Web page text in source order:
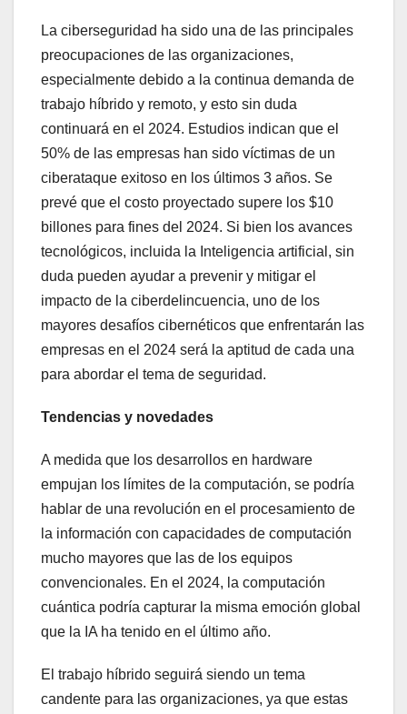
La ciberseguridad ha sido una de las principales
preocupaciones de las organizaciones,
especialmente debido a la continua demanda de
trabajo híbrido y remoto, y esto sin duda
continuará en el 2024. Estudios indican que el
50% de las empresas han sido víctimas de un
ciberataque exitoso en los últimos 3 años. Se
prevé que el costo proyectado supere los $10
billones para fines del 2024. Si bien los avances
tecnológicos, incluida la Inteligencia artificial, sin
duda pueden ayudar a prevenir y mitigar el
impacto de la ciberdelincuencia, uno de los
mayores desafíos cibernéticos que enfrentarán las
empresas en el 2024 será la aptitud de cada una
para abordar el tema de seguridad.
Tendencias y novedades
A medida que los desarrollos en hardware
empujan los límites de la computación, se podría
hablar de una revolución en el procesamiento de
la información con capacidades de computación
mucho mayores que las de los equipos
convencionales. En el 2024, la computación
cuántica podría capturar la misma emoción global
que la IA ha tenido en el último año.
El trabajo híbrido seguirá siendo un tema
candente para las organizaciones, ya que estas